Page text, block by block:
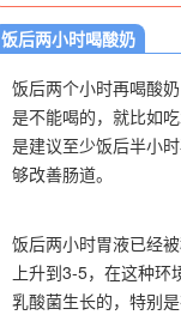
饭后两小时喝酸奶
饭后两个小时再喝酸
是不能喝的，就比如
是建议至少饭后半小
够改善肠道。
饭后两小时胃液已经
上升到3-5，在这种环
乳酸菌生长的，特别